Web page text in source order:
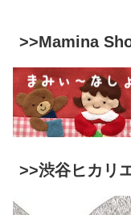
>>Mamina
>>渋谷ヒカリ